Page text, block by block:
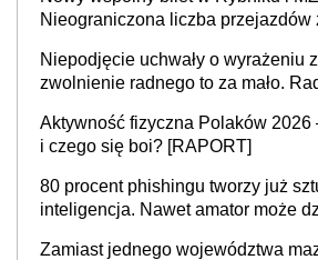
Nieograniczona liczba przejazdów
Niepodjęcie uchwały o wyrażeniu
zwolnienie radnego to za mało.
sprawy
Aktywność fizyczna Polaków 2026
i czego się boi? [RAPORT]
80 procent phishingu tworzy już
inteligencja. Nawet amator może
Zamiast jednego województwa